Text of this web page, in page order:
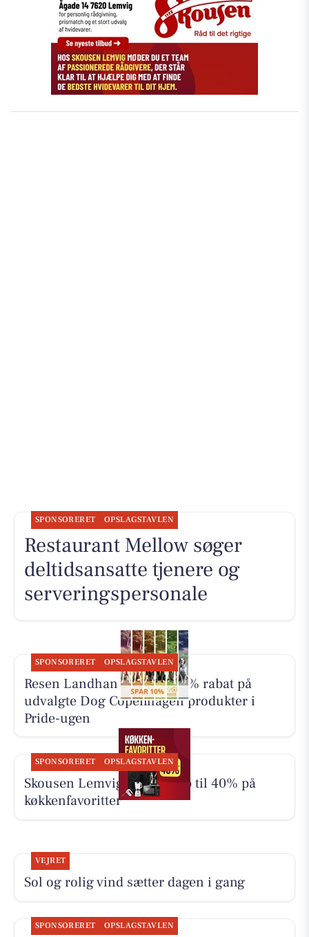
SPONSORERET OPSLAGSTAVLEN
Restaurant Mellow søger
deltidsansatte tjenere og
serveringspersonale
SPONSORERET OPSLAGSTAVLEN
Resen Landhandel giver 10% rabat på
udvalgte Dog Copenhagen produkter i
Pride-ugen
SPONSORERET OPSLAGSTAVLEN
Skousen Lemvig tilbyder op til 40% på
køkkenfavoritter
VEJRET
Sol og rolig vind sætter dagen i gang
SPONSORERET OPSLAGSTAVLEN